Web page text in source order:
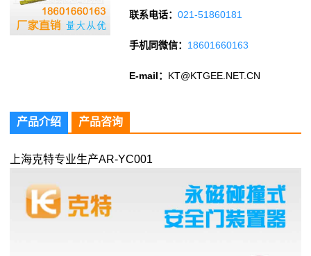
联系电话：021-51860181
手机同微信： 18601660163
E-mail： KT@KTGEE.NET.CN
产品介绍 产品咨询
上海克特专业生产AR-YC001